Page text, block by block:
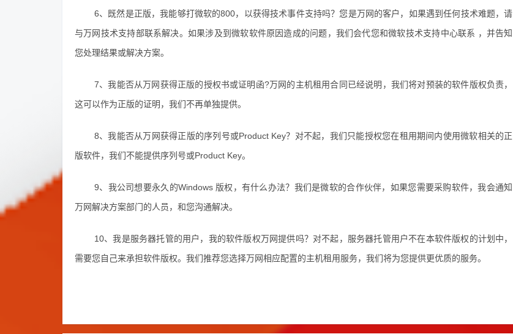
6、既然是正版，我能够打微软的800，以获得技术事件支持吗？您是万网的客户，如果遇到任何技术难题，请
与万网技术支持部联系解决。如果涉及到微软软件原因造成的问题，我们会代您和微软技术支持中心联系 ，并告知
您处理结果或解决方案。
7、我能否从万网获得正版的授权书或证明函?万网的主机租用合同已经说明，我们将对预装的软件版权负责，
这可以作为正版的证明，我们不再单独提供。
8、我能否从万网获得正版的序列号或Product Key？对不起，我们只能授权您在租用期间内使用微软相关的正
版软件，我们不能提供序列号或Product Key。
9、我公司想要永久的Windows 版权，有什么办法？我们是微软的合作伙伴，如果您需要采购软件，我会通知
万网解决方案部门的人员，和您沟通解决。
10、我是服务器托管的用户，我的软件版权万网提供吗？对不起，服务器托管用户不在本软件版权的计划中，
需要您自己来承担软件版权。我们推荐您选择万网相应配置的主机租用服务，我们将为您提供更优质的服务。